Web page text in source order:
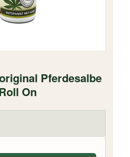
Pferdesalbe
On